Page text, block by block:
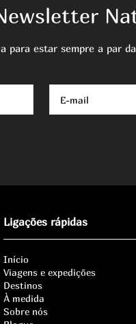
para estar sempre a par
Ligações rápidas
Início
Viagens e expedições
Destinos
À medida
Sobre nós